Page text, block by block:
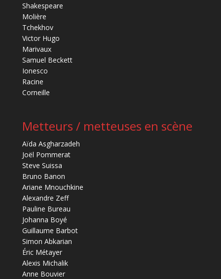
Shakespeare
Molière
Tchekhov
Victor Hugo
Marivaux
Samuel Beckett
Ionesco
Racine
Corneille
Metteurs / metteuses en scène
Aïda Asgharzadeh
Joël Pommerat
Steve Suissa
Bruno Banon
Ariane Mnouchkine
Alexandre Zeff
Pauline Bureau
Johanna Boyé
Guillaume Barbot
Simon Abkarian
Éric Métayer
Alexis Michalik
Anne Bouvier